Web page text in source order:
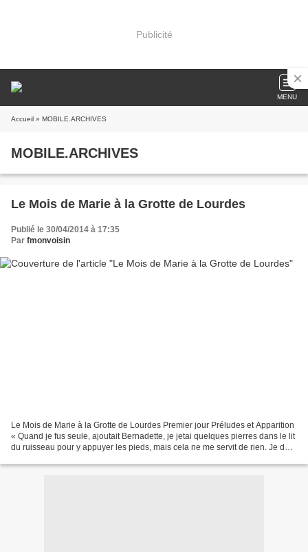
Publicité
MENU
Accueil » MOBILE.ARCHIVES
MOBILE.ARCHIVES
Le Mois de Marie à la Grotte de Lourdes
Publié le 30/04/2014 à 17:35
Par fmonvoisin
Le Mois de Marie à la Grotte de Lourdes Premier jour Préludes et Apparition
« Quand je fus seule, ajoutait Bernadette, je jetai quelques pierres dans le lit
du ruisseau pour y appuyer les pieds, mais cela ne me servit de rien. Je dus